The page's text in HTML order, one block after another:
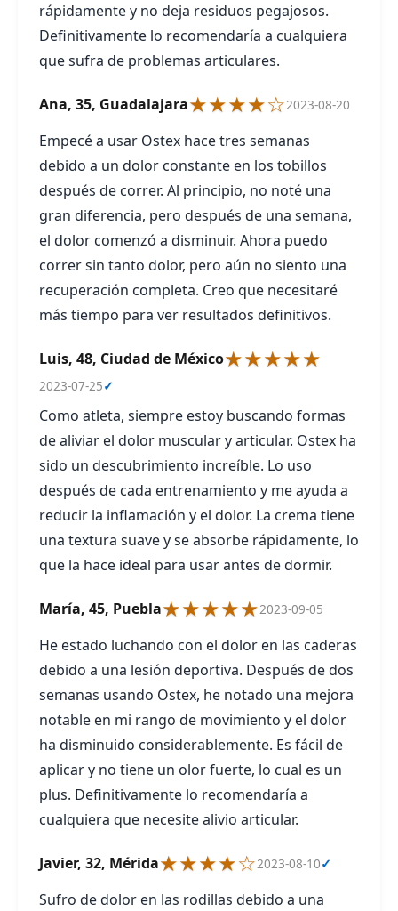
rápidamente y no deja residuos pegajosos.
Definitivamente lo recomendaría a cualquiera
que sufra de problemas articulares.
Ana, 35, Guadalajara★★★★☆2023-08-20
Empecé a usar Ostex hace tres semanas
debido a un dolor constante en los tobillos
después de correr. Al principio, no noté una
gran diferencia, pero después de una semana,
el dolor comenzó a disminuir. Ahora puedo
correr sin tanto dolor, pero aún no siento una
recuperación completa. Creo que necesitaré
más tiempo para ver resultados definitivos.
Luis, 48, Ciudad de México★★★★★
2023-07-25✓
Como atleta, siempre estoy buscando formas
de aliviar el dolor muscular y articular. Ostex ha
sido un descubrimiento increíble. Lo uso
después de cada entrenamiento y me ayuda a
reducir la inflamación y el dolor. La crema tiene
una textura suave y se absorbe rápidamente, lo
que la hace ideal para usar antes de dormir.
María, 45, Puebla★★★★★2023-09-05
He estado luchando con el dolor en las caderas
debido a una lesión deportiva. Después de dos
semanas usando Ostex, he notado una mejora
notable en mi rango de movimiento y el dolor
ha disminuido considerablemente. Es fácil de
aplicar y no tiene un olor fuerte, lo cual es un
plus. Definitivamente lo recomendaría a
cualquiera que necesite alivio articular.
Javier, 32, Mérida★★★★☆2023-08-10✓
Sufro de dolor en las rodillas debido a una